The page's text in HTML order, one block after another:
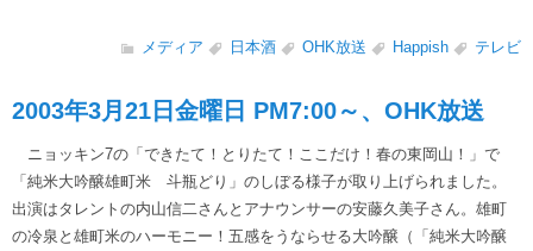
メディア 日本酒 OHK放送 Happish テレビ
2003年3月21日金曜日 PM7:00～、OHK放送
ニョッキン7の「できたて！とりたて！ここだけ！春の東岡山！」で
「純米大吟醸雄町米 斗瓶どり」のしぼる様子が取り上げられました。
出演はタレントの内山信二さんとアナウンサーの安藤久美子さん。雄町
の冷泉と雄町米のハーモニー！五感をうならせる大吟醸（「純米大吟醸